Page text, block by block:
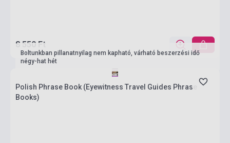
8 550 Ft
Boltunkban pillanatnyilag nem kapható, várható beszerzési idő
négy-hat hét
Polish Phrase Book (Eyewitness Travel Guides Phrase
Books)